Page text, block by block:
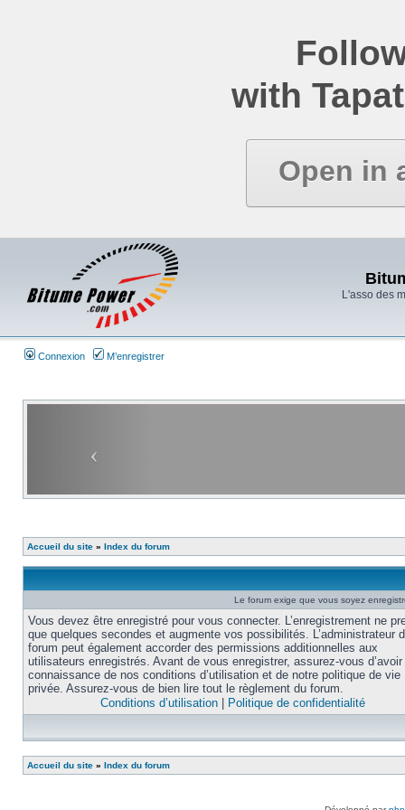
with
Open in
L'asso des
Connexion M’enregistrer
Accueil du site » Index du forum
Le forum exige que vous soyez
Vous devez être enregistré pour vous connecter. L’enregistrement ne
que quelques secondes et augmente vos possibilités. L’administrateur
forum peut également accorder des permissions additionnelles aux
utilisateurs enregistrés. Avant de vous enregistrer, assurez-vous
connaissance de nos conditions d’utilisation et de notre politique de vie
privée. Assurez-vous de bien lire tout le règlement du forum.
Conditions d’utilisation
Politique de confidentialité
Accueil du site » Index du forum